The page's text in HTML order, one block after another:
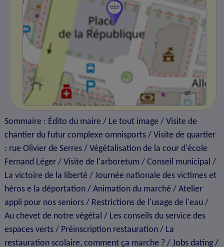
Sommaire : Édito du maire / Le tout image / Visite de
chantier du futur complexe omnisports / Visite de quartier
: rue Olivier de Serres / Végétalisation de la cour d'école
Fernand Léger / Visite de l'arboretum / Conseil municipal /
La victoire de la liberté / Journée nationale des victimes et
héros e la déportation / Animation du marché / Atelier
appli pour nos seniors / Restrictions de l'usage de l'eau /
Au chevet de notre végétal / Les conseils du service des
espaces verts / Préinscription restauration / La
restauration scolaire, comment ça marche ? / Jobs dating /